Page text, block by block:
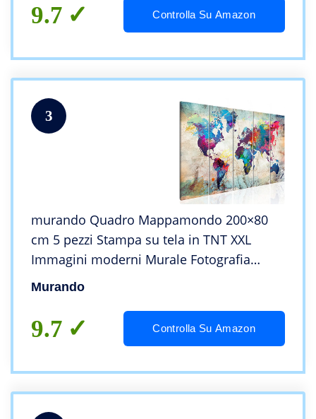
9.7 Controlla Su Amazon
3
murando Quadro Mappamondo 200×80
cm 5 pezzi Stampa su tela in TNT XXL
Immagini moderni Murale Fotografia
Grafica Decorazione da parete Mappa del
Murando
9.7 Controlla Su Amazon